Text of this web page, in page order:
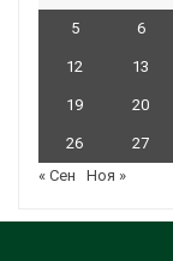
5 6
12 13
19 20
26 27
« Сен
Ноя »